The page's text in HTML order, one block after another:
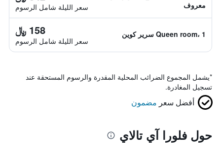
معروف
سعر الليلة شامل الرسوم
Queen room، 1 سرير كوين 158 ﷼
سعر الليلة شامل الرسوم
*يشمل المجموع الضرائب المحلية المقدرة والرسوم المستحقة عند
تسجيل المغادرة.
أفضل سعر مضمون
حول فلورا آي تالاي